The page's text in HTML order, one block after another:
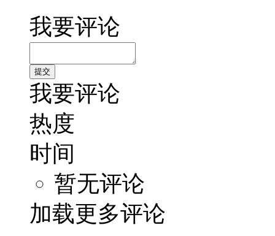
我要评论
我要评论
热度
时间
暂无评论
加载更多评论